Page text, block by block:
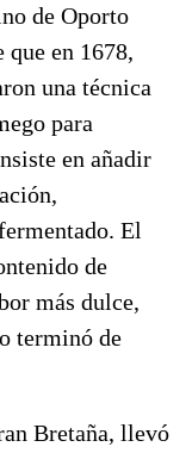
de Oporto
que en 1678,
una técnica
para
en añadir
El
de
más dulce,
terminó de
Bretaña, llevó